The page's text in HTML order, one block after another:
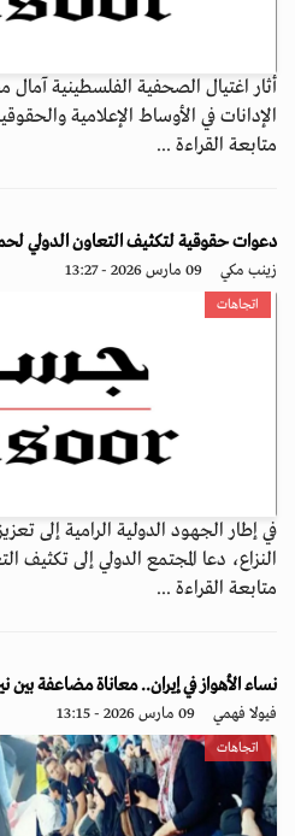
أثار اغتيال الصحفية الفلسطينية
الإدانات في الأوساط الإعلامية
متابعة القراءة ...
دعوات حقوقية لتكثيف التعاون الدولي
زينب مكي 09 مارس 2026 - 13:27
اتجاهات
في إطار الجهود الدولية الرامية إلى
النزاع، دعا المجتمع الدولي إلى تكثيف
متابعة القراءة ...
نساء الأهواز في إيران.. معاناة مضاعفة بين
فيولا فهمي 09 مارس 2026 - 13:15
اتجاهات